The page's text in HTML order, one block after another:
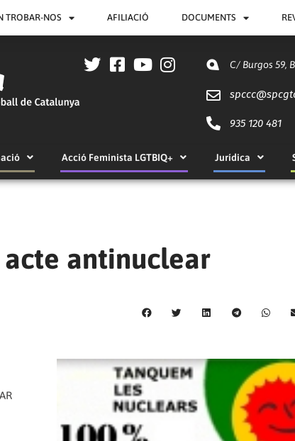
TROBAR-NOS AFILIACIÓ DOCUMENTS
C/ Burgos 59,
spccc@
935 120 481
Acció Feminista LGTBIQ+ Jurídica
acte antinuclear